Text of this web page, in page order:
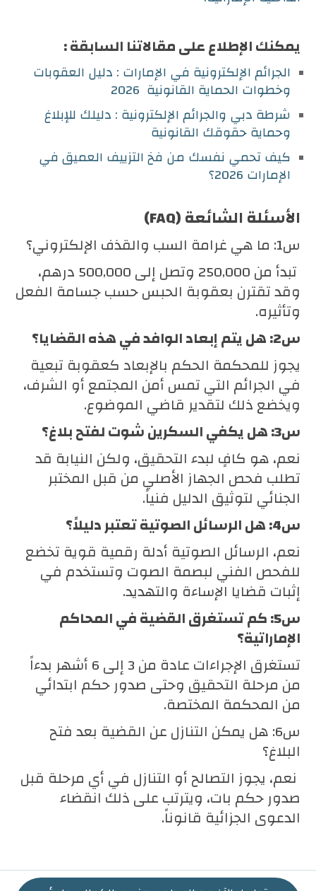
يمكنك الإطلاع على مقالاتنا السابقة :
الجرائم الإلكترونية في الإمارات : دليل العقوبات
وخطوات الحماية القانونية 2026
شرطة دبي والجرائم الإلكترونية : دليلك للإبلاغ
وحماية حقوقك القانونية
كيف تحمي نفسك من فخ التزييف العميق في
الإمارات 2026؟
الأسئلة الشائعة (FAQ)
س1: ما هي غرامة السب والقذف الإلكتروني؟
تبدأ من 250,000 وتصل إلى 500,000 درهم،
وقد تقترن بعقوبة الحبس حسب جسامة الفعل
وتأثيره.
س2: هل يتم إبعاد الوافد في هذه القضايا؟
يجوز للمحكمة الحكم بالإبعاد كعقوبة تبعية
في الجرائم التي تمس أمن المجتمع أو الشرف،
ويخضع ذلك لتقدير قاضي الموضوع.
س3: هل يكفي السكرين شوت لفتح بلاغ؟
نعم، هو كافٍ لبدء التحقيق، ولكن النيابة قد
تطلب فحص الجهاز الأصلي من قبل المختبر
الجنائي لتوثيق الدليل فنياً.
س4: هل الرسائل الصوتية تعتبر دليلاً؟
نعم، الرسائل الصوتية أدلة رقمية قوية تخضع
للفحص الفني لبصمة الصوت وتستخدم في
إثبات قضايا الإساءة والتهديد.
س5: كم تستغرق القضية في المحاكم
الإماراتية؟
تستغرق الإجراءات عادة من 3 إلى 6 أشهر بدءاً
من مرحلة التحقيق وحتى صدور حكم ابتدائي
من المحكمة المختصة.
س6: هل يمكن التنازل عن القضية بعد فتح
البلاغ؟
نعم، يجوز التصالح أو التنازل في أي مرحلة قبل
صدور حكم بات، ويترتب على ذلك انقضاء
الدعوى الجزائية قانوناً.